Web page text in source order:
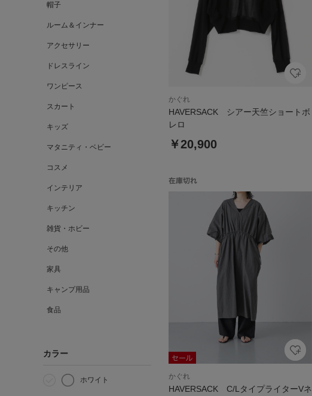
帽子
ルーム＆インナー
アクセサリー
ドレスライン
ワンピース
スカート
キッズ
マタニティ・ベビー
コスメ
インテリア
キッチン
雑貨・ホビー
その他
家具
キャンプ用品
食品
カラー
ホワイト
かぐれ
HAVERSACK シアー天竺ショートボ
レロ
￥20,900
かぐれ
HAVERSACK C/LタイプライターVネ